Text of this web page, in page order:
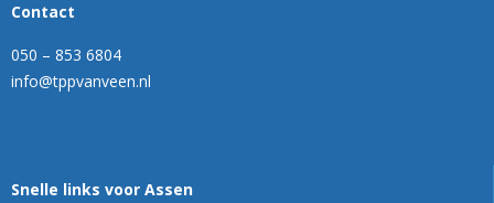
Contact
050 – 853 6804
info@tppvanveen.nl
Snelle links voor Assen